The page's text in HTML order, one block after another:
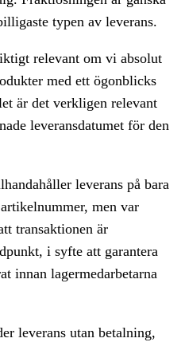
typen av leverans.
relevant om vi absolut
med ett ögonblicks
är det verkligen relevant
leveransdatumet för den
leverans på bara
men var
transaktionen är
i syfte att garantera
innan lagermedarbetarna
leverans utan betalning,